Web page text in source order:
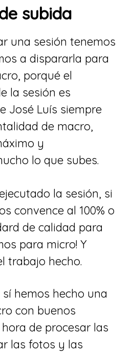
subida
una sesión tenemos
a dispararla para
porqué el
la sesión es
José Luís siempre
de macro,
y
lo que subes.
la sesión, si
convence al 100% o
de calidad para
para micro! Y
trabajo hecho.
hemos hecho una
con buenos
de procesar las
las fotos y las